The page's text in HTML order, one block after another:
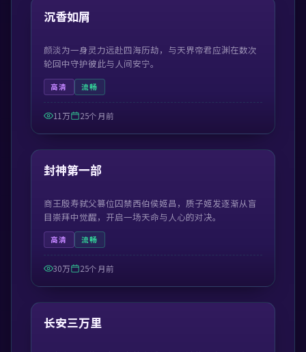
最新
沉香如屑
颜淡为一身灵力远赴四海历劫，与天界帝君应渊在数次
轮回中守护彼此与人间安宁。
高清 流畅
11万 25个月前
最新
99:42
封神第一部
商王殷寿弑父篡位囚禁西伯侯姬昌，质子姬发逐渐从盲
目崇拜中觉醒，开启一场天命与人心的对决。
高清 流畅
30万 25个月前
最新
55:29
长安三万里